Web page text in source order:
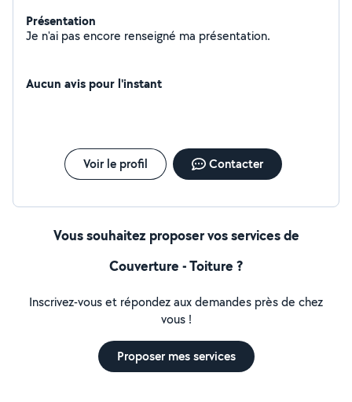
Présentation
Je n'ai pas encore renseigné ma présentation.
Aucun avis pour l'instant
Voir le profil Contacter
Vous souhaitez proposer vos services de
Couverture - Toiture ?
Inscrivez-vous et répondez aux demandes près de chez
vous !
Proposer mes services